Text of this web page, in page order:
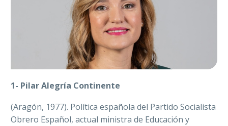
1- Pilar Alegría Continente
(Aragón, 1977). Política española del Partido Socialista
Obrero Español, actual ministra de Educación y